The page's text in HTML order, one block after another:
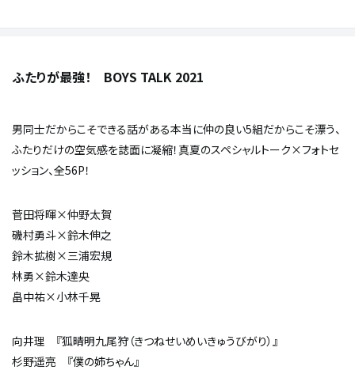
ふたりが最強！ BOYS TALK 2021
男同士だからこそできる話がある――本当に仲の良い5組だからこそ漂う、
ふたりだけの空気感を誌面に凝縮！真夏のスペシャルトーク×フォトセ
ッション、全56P！
菅田将暉×仲野太賀
磯村勇斗×鈴木伸之
鈴木拡樹×三浦宏規
林勇×鈴木達央
畠中祐×小林千晃
向井理 『狐晴明九尾狩（きつねせいめいきゅうびがり）』
杉野遥亮 『僕の姉ちゃん』